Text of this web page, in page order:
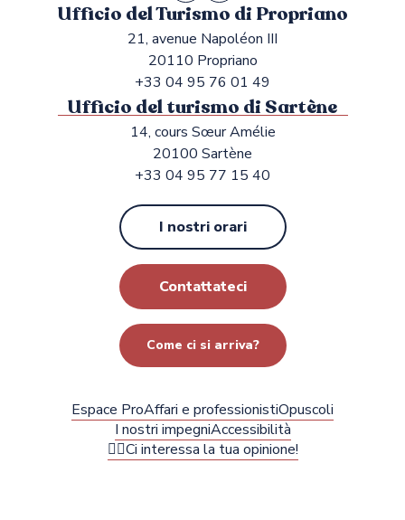
Ufficio del Turismo di Propriano
21, avenue Napoléon III
20110 Propriano
+33 04 95 76 01 49
Ufficio del turismo di Sartène
14, cours Sœur Amélie
20100 Sartène
+33 04 95 77 15 40
I nostri orari
Contattateci
Come ci si arriva?
Espace ProAffari e professionistiOpuscoli
I nostri impegniAccessibilità
✍🏻Ci interessa la tua opinione!